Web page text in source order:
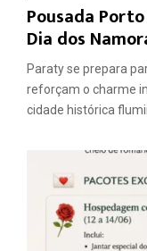
Pousada
Dia dos
Paraty se prepara
reforçam o charme
cidade histórica